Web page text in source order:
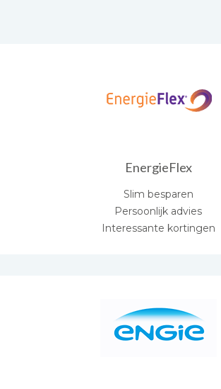
EnergieFlex
Slim besparen
Persoonlijk advies
Interessante kortingen